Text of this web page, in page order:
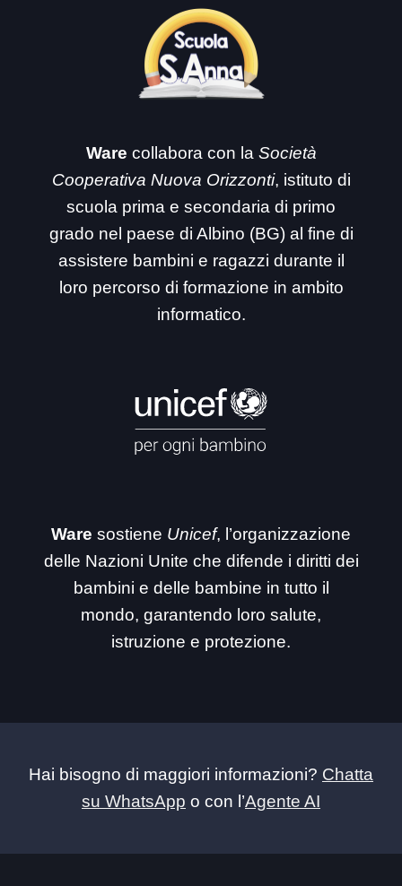
Ware collabora con la Società
Cooperativa Nuova Orizzonti, istituto di
scuola prima e secondaria di primo
grado nel paese di Albino (BG) al fine di
assistere bambini e ragazzi durante il
loro percorso di formazione in ambito
informatico.
Ware sostiene Unicef, l’organizzazione
delle Nazioni Unite che difende i diritti dei
bambini e delle bambine in tutto il
mondo, garantendo loro salute,
istruzione e protezione.
Hai bisogno di maggiori informazioni? Chatta
su WhatsApp o con l’Agente AI